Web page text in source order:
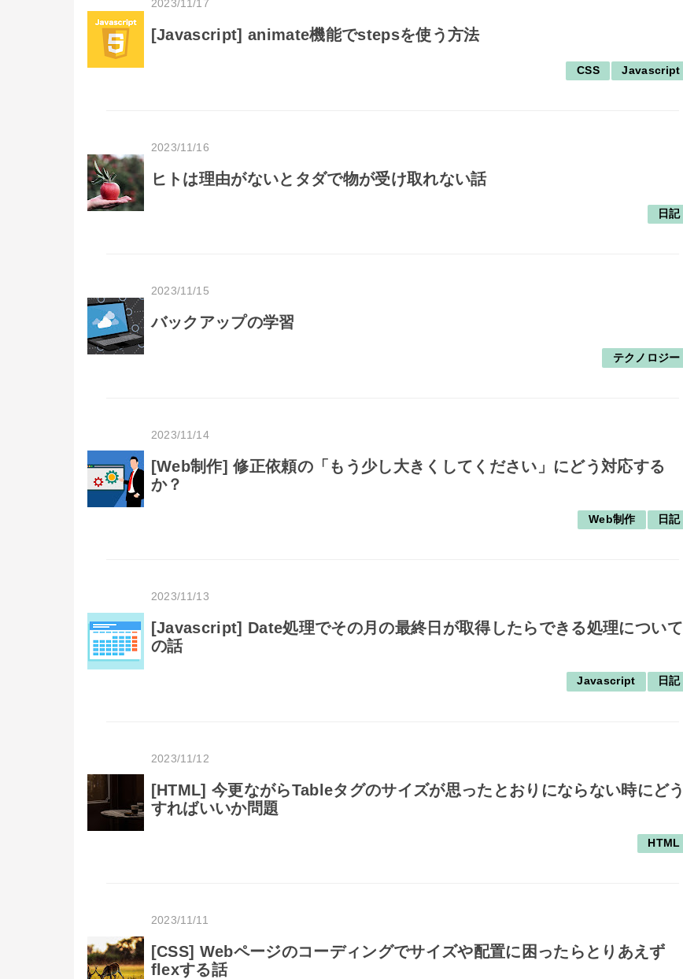
2023/11/17
[Javascript] animate機能でstepsを使う方法
CSS Javascript
2023/11/16
ヒトは理由がないとタダで物が受け取れない話
日記
2023/11/15
バックアップの学習
テクノロジー
2023/11/14
[Web制作] 修正依頼の「もう少し大きくしてください」にどう対応する
か？
Web制作 日記
2023/11/13
[Javascript] Date処理でその月の最終日が取得したらできる処理について
の話
Javascript 日記
2023/11/12
[HTML] 今更ながらTableタグのサイズが思ったとおりにならない時にどう
すればいいか問題
HTML
2023/11/11
[CSS] Webページのコーディングでサイズや配置に困ったらとりあえず
flexする話